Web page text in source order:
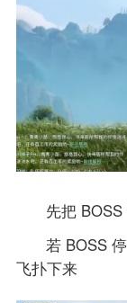
先把
若 BOSS
飞扑下来